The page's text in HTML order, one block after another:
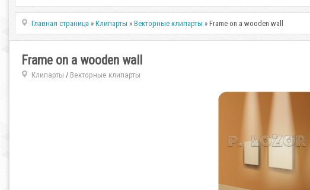
Главная страница »Клипарты »Векторные клипарты » Frame on a wooden wall
Frame on a wooden wall
Клипарты / Векторные клипарты